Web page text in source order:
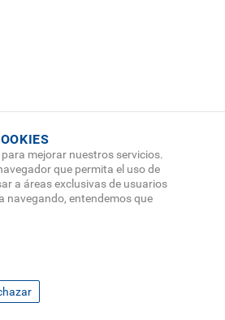
mejorar nuestros servicios.
que permita el uso de
a áreas exclusivas de usuarios
navegando, entendemos que